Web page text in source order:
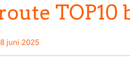
TOP10
juni 2025